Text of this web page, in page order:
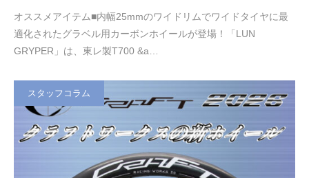
オススメアイテム■内幅25mmのワイドリムでワイドタイヤに最
適化されたグラベル用カーボンホイールが登場！「LUN
GRYPER」は、東レ製T700 &a…
スタッフコラム